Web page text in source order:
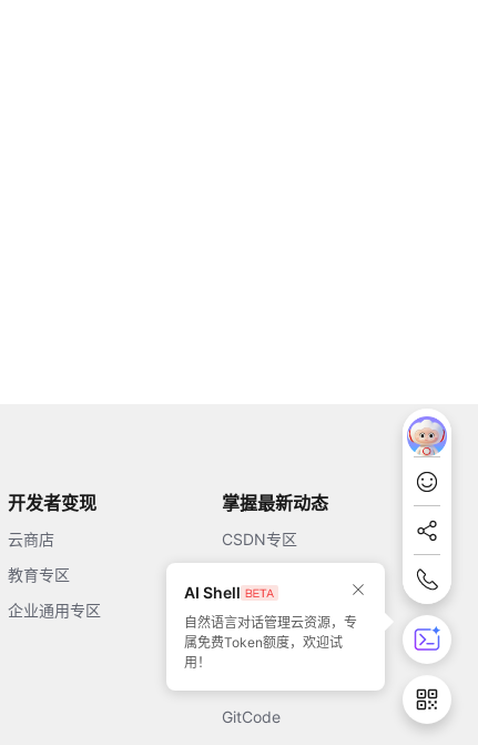
AI Shell
自然语言对话管理云资源，专
属免费Token额度，欢迎试
用！
开发者变现
云商店
教育专区
企业通用专区
掌握最新动态
CSDN专区
开源中国
51CTO
GitCode